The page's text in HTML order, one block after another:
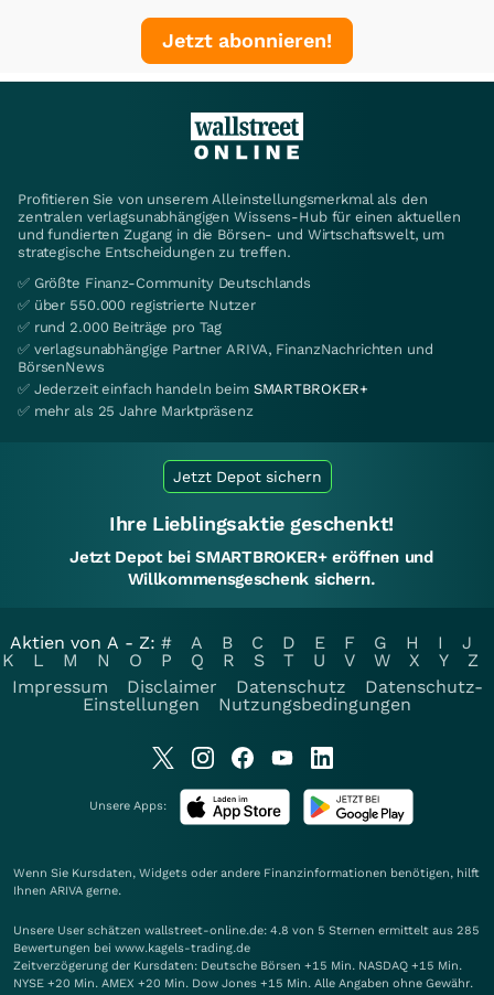
Jetzt abonnieren!
Profitieren Sie von unserem Alleinstellungsmerkmal als den
zentralen verlagsunabhängigen Wissens-Hub für einen aktuellen
und fundierten Zugang in die Börsen- und Wirtschaftswelt, um
strategische Entscheidungen zu treffen.
✅ Größte Finanz-Community Deutschlands
✅ über 550.000 registrierte Nutzer
✅ rund 2.000 Beiträge pro Tag
✅ verlagsunabhängige Partner ARIVA, FinanzNachrichten und
BörsenNews
✅ Jederzeit einfach handeln beim SMARTBROKER+
✅ mehr als 25 Jahre Marktpräsenz
Jetzt Depot sichern
Ihre Lieblingsaktie geschenkt!
Jetzt Depot bei SMARTBROKER+ eröffnen und
Willkommensgeschenk sichern.
Aktien von A - Z: # A B C D E F G H I
J
K
L M N O P Q R S T U V W X Y
Z
Impressum
Disclaimer Datenschutz
Datenschutz-
Einstellungen
Nutzungsbedingungen
Unsere Apps:
Wenn Sie Kursdaten, Widgets oder andere Finanzinformationen benötigen, hilft
Ihnen ARIVA gerne.
Unsere User schätzen wallstreet-online.de: 4.8 von 5 Sternen ermittelt aus 285
Bewertungen bei www.kagels-trading.de
Zeitverzögerung der Kursdaten: Deutsche Börsen +15 Min. NASDAQ +15 Min.
NYSE +20 Min. AMEX +20 Min. Dow Jones +15 Min. Alle Angaben ohne Gewähr.